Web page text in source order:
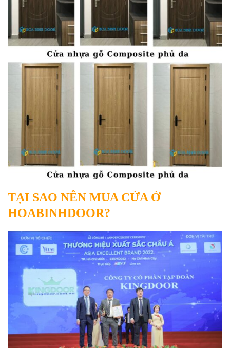
TẠI SAO NÊN MUA CỬA Ở
HOABINHDOOR?